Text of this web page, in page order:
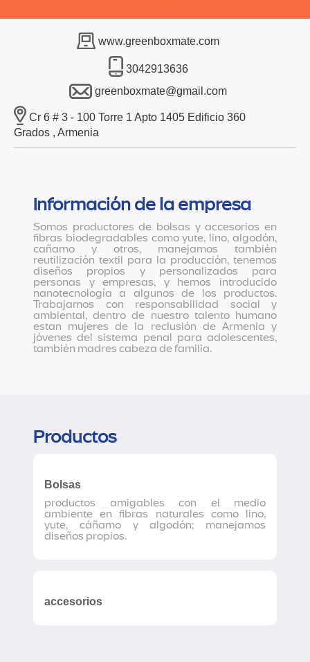
www.greenboxmate.com
3042913636
greenboxmate@gmail.com
Cr 6 # 3 - 100 Torre 1 Apto 1405 Edificio 360
Grados , Armenia
Información de la empresa
Somos productores de bolsas y accesorios en
fibras biodegradables como yute, lino, algodón,
cañamo y otros, manejamos también
reutilización textil para la producción, tenemos
diseños propios y personalizados para
personas y empresas, y hemos introducido
nanotecnología a algunos de los productos.
Trabajamos con responsabilidad social y
ambiental, dentro de nuestro talento humano
estan mujeres de la reclusión de Armenia y
jóvenes del sistema penal para adolescentes,
también madres cabeza de familia.
Productos
Bolsas
productos amigables con el medio
ambiente en fibras naturales como lino,
yute, cáñamo y algodón; manejamos
diseños propios.
accesorios